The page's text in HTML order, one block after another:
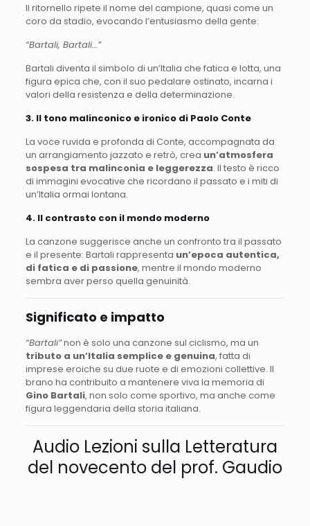
Il ritornello ripete il nome del campione, quasi come un
coro da stadio, evocando l’entusiasmo della gente:
“Bartali, Bartali…”
Bartali diventa il simbolo di un’Italia che fatica e lotta, una
figura epica che, con il suo pedalare ostinato, incarna i
valori della resistenza e della determinazione.
3. Il tono malinconico e ironico di Paolo Conte
La voce ruvida e profonda di Conte, accompagnata da
un arrangiamento jazzato e retrò, crea un’atmosfera
sospesa tra malinconia e leggerezza. Il testo è ricco
di immagini evocative che ricordano il passato e i miti di
un’Italia ormai lontana.
4. Il contrasto con il mondo moderno
La canzone suggerisce anche un confronto tra il passato
e il presente: Bartali rappresenta un’epoca autentica,
di fatica e di passione, mentre il mondo moderno
sembra aver perso quella genuinità.
Significato e impatto
“Bartali”non è solo una canzone sul ciclismo, ma un
tributo a un’Italia semplice e genuina, fatta di
imprese eroiche su due ruote e di emozioni collettive. Il
brano ha contribuito a mantenere viva la memoria di
Gino Bartali, non solo come sportivo, ma anche come
figura leggendaria della storia italiana.
Audio Lezioni sulla Letteratura
del novecento del prof. Gaudio